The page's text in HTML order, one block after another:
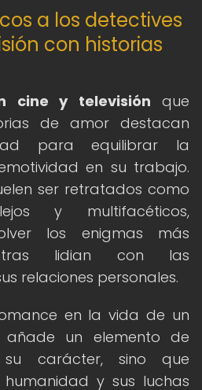
a los detectives
con historias
cine y televisión que
de amor destacan
para equilibrar la
en su trabajo.
ser retratados como
y multifacéticos,
los enigmas más
lidian con las
relaciones personales.
en la vida de un
un elemento de
carácter, sino que
y sus luchas